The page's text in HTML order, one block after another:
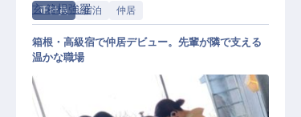
正社員 宿泊 仲居
玄 箱根強羅
箱根・高級宿で仲居デビュー。先輩が隣で支える
温かな職場